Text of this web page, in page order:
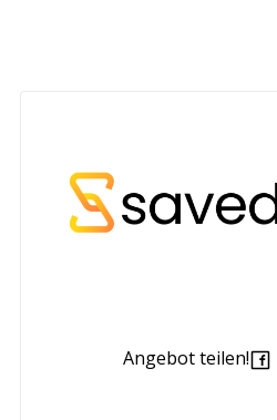
Angebot teilen!